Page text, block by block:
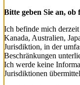
Bitte geben Sie an, ob
Ich befinde mich
Kanada, Australien,
Jurisdiktion, in der
Beschränkungen
Ich werde keine
Jurisdiktionen